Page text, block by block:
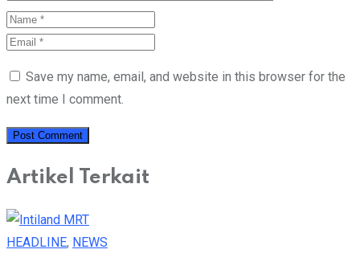
Save my name, email, and website in this browser for the
next time I comment.
Artikel Terkait
HEADLINE, NEWS